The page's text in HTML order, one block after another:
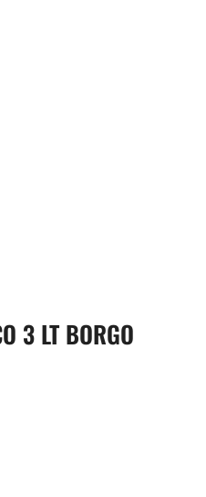
3 LT BORGO